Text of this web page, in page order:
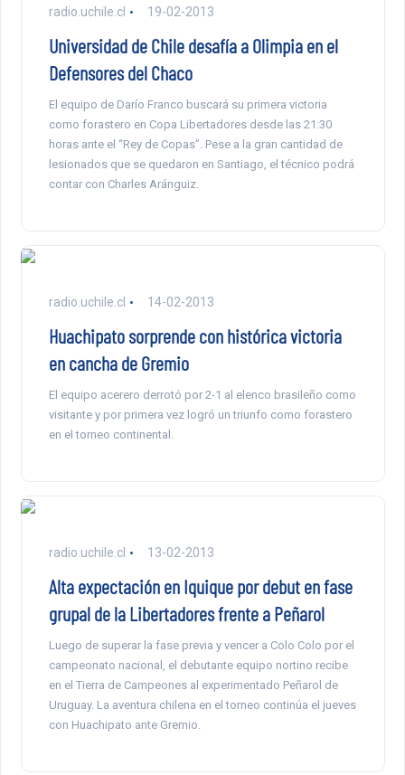
radio.uchile.cl 19-02-2013
Universidad de Chile desafía a Olimpia en el
Defensores del Chaco
El equipo de Darío Franco buscará su primera victoria
como forastero en Copa Libertadores desde las 21:30
horas ante el “Rey de Copas”. Pese a la gran cantidad de
lesionados que se quedaron en Santiago, el técnico podrá
contar con Charles Aránguiz.
radio.uchile.cl 14-02-2013
Huachipato sorprende con histórica victoria
en cancha de Gremio
El equipo acerero derrotó por 2-1 al elenco brasileño como
visitante y por primera vez logró un triunfo como forastero
en el torneo continental.
radio.uchile.cl 13-02-2013
Alta expectación en Iquique por debut en fase
grupal de la Libertadores frente a Peñarol
Luego de superar la fase previa y vencer a Colo Colo por el
campeonato nacional, el debutante equipo nortino recibe
en el Tierra de Campeones al experimentado Peñarol de
Uruguay. La aventura chilena en el torneo continúa el jueves
con Huachipato ante Gremio.